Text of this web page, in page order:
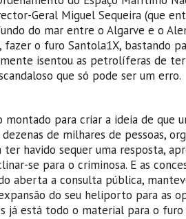
Geral Miguel Sequeira (que
do mar entre o Algarve e o
fazer o furo Santola1X, bastando
isentou as petrolíferas de
que só pode ser um erro.
para criar a ideia de que
de milhares de pessoas,
havido sequer uma resposta,
se para o criminosa. E as
aberta a consulta pública,
do seu heliporto para as
já está todo o material para o furo